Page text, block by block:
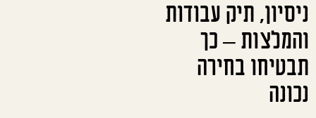
ניסיון, תיק עבודות
והמלצות – כך
תבטיחו בחירה
נכונה